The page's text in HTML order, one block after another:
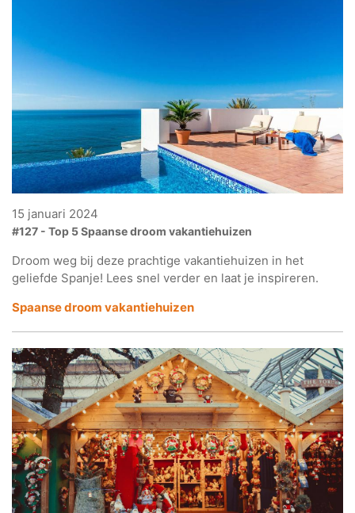
15 januari 2024
#127 - Top 5 Spaanse droom vakantiehuizen
Droom weg bij deze prachtige vakantiehuizen in het
geliefde Spanje! Lees snel verder en laat je inspireren.
Spaanse droom vakantiehuizen